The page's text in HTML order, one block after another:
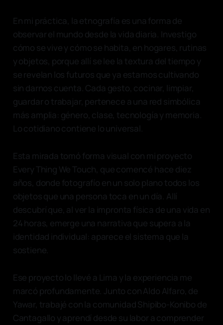
En mi práctica, la etnografía es una forma de
observar el mundo desde la vida diaria. Investigo
cómo se vive y cómo se habita, en hogares, rutinas
y objetos, porque allí se lee la textura del tiempo y
se revelan los futuros que ya estamos cultivando
sin darnos cuenta. Cada gesto, cocinar, limpiar,
guardar o trabajar, pertenece a una red simbólica
más amplia: género, clase, tecnología y memoria.
Lo cotidiano contiene lo universal.
Esta mirada tomó forma visual con mi proyecto
Every Thing We Touch, que comencé hace diez
años, donde fotografío en un solo plano todos los
objetos que una persona toca en un día. Allí
descubrí que, al ver la impronta física de una vida en
24 horas, emerge una narrativa que supera a la
identidad individual: aparece el sistema que la
sostiene.
Ese proyecto lo llevé a Lima y la experiencia me
marcó profundamente. Junto con Aldo Alfaro, de
Yawar, trabajé con la comunidad Shipibo-Konibo de
Cantagallo y aprendí desde su labor a comprender